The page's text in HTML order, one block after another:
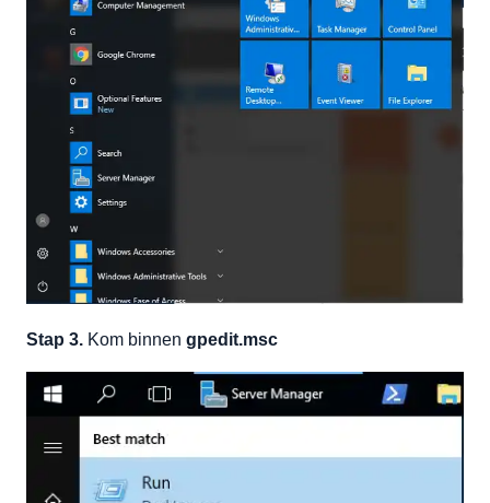
Stap 3. Kom binnen gpedit.msc